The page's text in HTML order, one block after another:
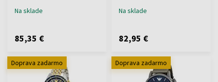
Na sklade
85,35 €
Na sklade
82,95 €
Doprava zadarmo Doprava zadarmo